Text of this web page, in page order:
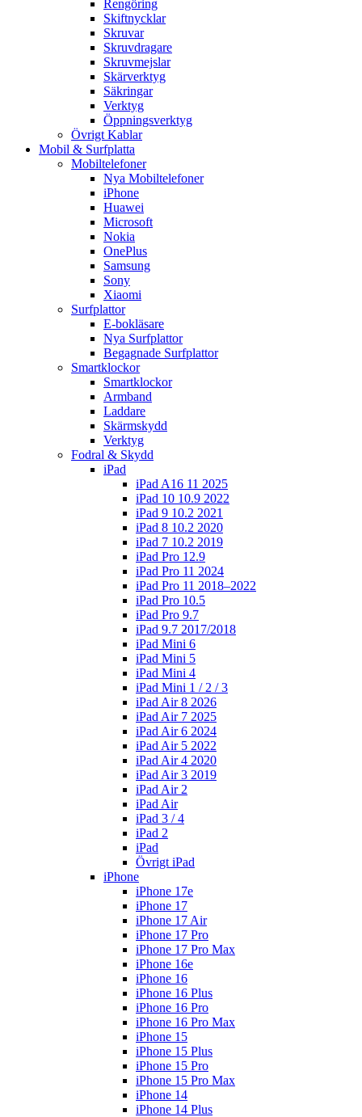
Rengöring
Skiftnycklar
Skruvar
Skruvdragare
Skruvmejslar
Skärverktyg
Säkringar
Verktyg
Öppningsverktyg
Övrigt Kablar
Mobil & Surfplatta
Mobiltelefoner
Nya Mobiltelefoner
iPhone
Huawei
Microsoft
Nokia
OnePlus
Samsung
Sony
Xiaomi
Surfplattor
E-bokläsare
Nya Surfplattor
Begagnade Surfplattor
Smartklockor
Smartklockor
Armband
Laddare
Skärmskydd
Verktyg
Fodral & Skydd
iPad
iPad A16 11 2025
iPad 10 10.9 2022
iPad 9 10.2 2021
iPad 8 10.2 2020
iPad 7 10.2 2019
iPad Pro 12.9
iPad Pro 11 2024
iPad Pro 11 2018–2022
iPad Pro 10.5
iPad Pro 9.7
iPad 9.7 2017/2018
iPad Mini 6
iPad Mini 5
iPad Mini 4
iPad Mini 1 / 2 / 3
iPad Air 8 2026
iPad Air 7 2025
iPad Air 6 2024
iPad Air 5 2022
iPad Air 4 2020
iPad Air 3 2019
iPad Air 2
iPad Air
iPad 3 / 4
iPad 2
iPad
Övrigt iPad
iPhone
iPhone 17e
iPhone 17
iPhone 17 Air
iPhone 17 Pro
iPhone 17 Pro Max
iPhone 16e
iPhone 16
iPhone 16 Plus
iPhone 16 Pro
iPhone 16 Pro Max
iPhone 15
iPhone 15 Plus
iPhone 15 Pro
iPhone 15 Pro Max
iPhone 14
iPhone 14 Plus